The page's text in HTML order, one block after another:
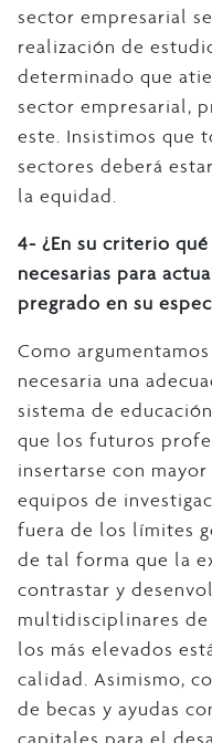
sector empresarial
realización de
determinado que
sector empresarial,
este. Insistimos que
sectores deberá
la equidad.
4- ¿En su criterio
necesarias para
pregrado en su
Como
necesaria una
sistema de
que los futuros
insertarse con
equipos de
fuera de los límites
de tal forma que la
contrastar y
multidisciplinares
los más elevados
calidad. Asimismo,
de becas y ayudas